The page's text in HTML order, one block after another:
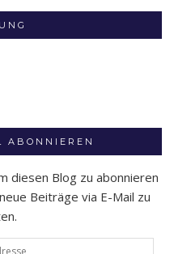
ABONNIEREN
diesen Blog zu abonnieren
Beiträge via E-Mail zu